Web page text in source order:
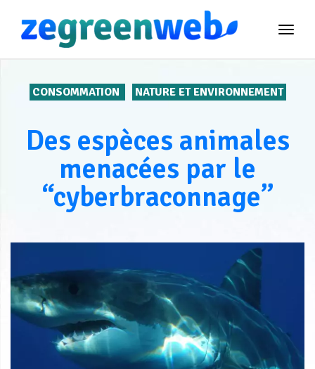
CONSOMMATION NATURE ET ENVIRONNEMENT
Des espèces animales
menacées par le
“cyberbraconnage”